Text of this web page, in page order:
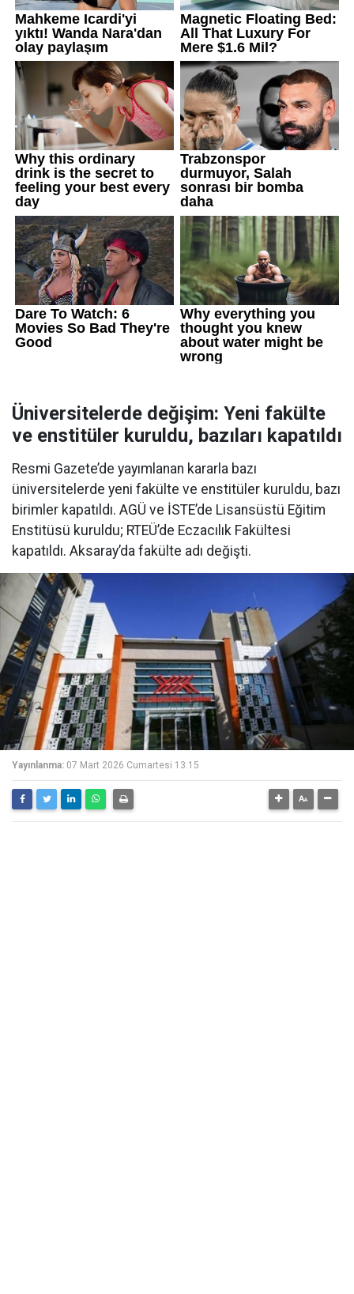
Üniversitelerde değişim: Yeni fakülte
ve enstitüler kuruldu, bazıları kapatıldı
Resmi Gazete’de yayımlanan kararla bazı
üniversitelerde yeni fakülte ve enstitüler kuruldu, bazı
birimler kapatıldı. AGÜ ve İSTE’de Lisansüstü Eğitim
Enstitüsü kuruldu; RTEÜ’de Eczacılık Fakültesi
kapatıldı. Aksaray’da fakülte adı değişti.
Yayınlanma: 07 Mart 2026 Cumartesi 13:15